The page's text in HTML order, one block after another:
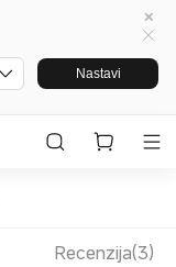
Nastavi
Recenzija(3)